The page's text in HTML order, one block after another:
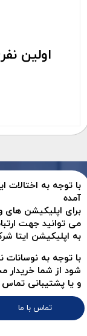
اولین
تماس با ما
با توجه به اختالات
آمده
برای اپلیکیشن های
می توانید جهت
به اپلیکیشن ایتا
با توجه به نوسانات
شود از شما خریدار
و یا پشتیبانی